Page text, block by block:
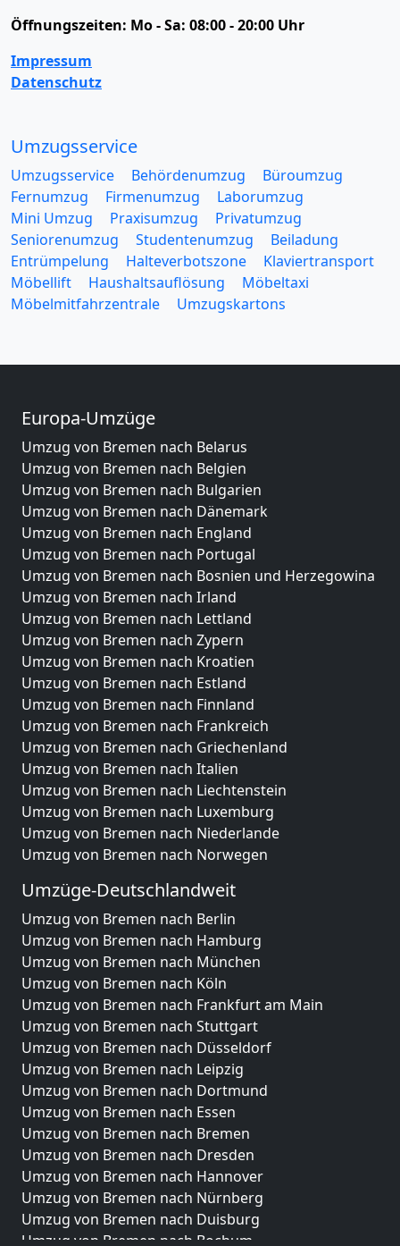
Öffnungszeiten: Mo - Sa: 08:00 - 20:00 Uhr
Impressum
Datenschutz
Umzugsservice
Umzugsservice Behördenumzug
Büroumzug
Fernumzug
Firmenumzug
Laborumzug
Mini Umzug
Praxisumzug
Privatumzug
Seniorenumzug
Studentenumzug
Beiladung
Entrümpelung
Halteverbotszone
Klaviertransport
Möbellift
Haushaltsauflösung
Möbeltaxi
Möbelmitfahrzentrale
Umzugskartons
Europa-Umzüge
Umzug von Bremen nach Belarus
Umzug von Bremen nach Belgien
Umzug von Bremen nach Bulgarien
Umzug von Bremen nach Dänemark
Umzug von Bremen nach England
Umzug von Bremen nach Portugal
Umzug von Bremen nach Bosnien und Herzegowina
Umzug von Bremen nach Irland
Umzug von Bremen nach Lettland
Umzug von Bremen nach Zypern
Umzug von Bremen nach Kroatien
Umzug von Bremen nach Estland
Umzug von Bremen nach Finnland
Umzug von Bremen nach Frankreich
Umzug von Bremen nach Griechenland
Umzug von Bremen nach Italien
Umzug von Bremen nach Liechtenstein
Umzug von Bremen nach Luxemburg
Umzug von Bremen nach Niederlande
Umzug von Bremen nach Norwegen
Umzüge-Deutschlandweit
Umzug von Bremen nach Berlin
Umzug von Bremen nach Hamburg
Umzug von Bremen nach München
Umzug von Bremen nach Köln
Umzug von Bremen nach Frankfurt am Main
Umzug von Bremen nach Stuttgart
Umzug von Bremen nach Düsseldorf
Umzug von Bremen nach Leipzig
Umzug von Bremen nach Dortmund
Umzug von Bremen nach Essen
Umzug von Bremen nach Bremen
Umzug von Bremen nach Dresden
Umzug von Bremen nach Hannover
Umzug von Bremen nach Nürnberg
Umzug von Bremen nach Duisburg
Umzug von Bremen nach Bochum